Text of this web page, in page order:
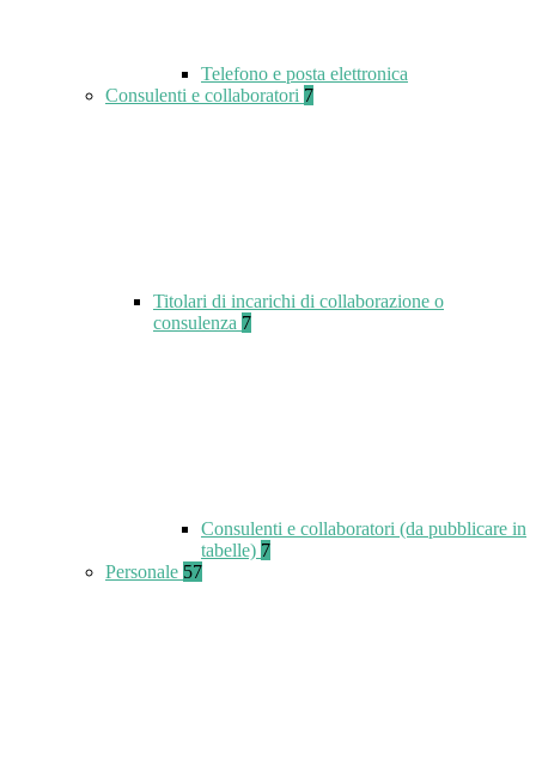
Telefono e posta elettronica
Consulenti e collaboratori 7
Titolari di incarichi di collaborazione o
consulenza 7
Consulenti e collaboratori (da pubblicare in
tabelle) 7
Personale 57